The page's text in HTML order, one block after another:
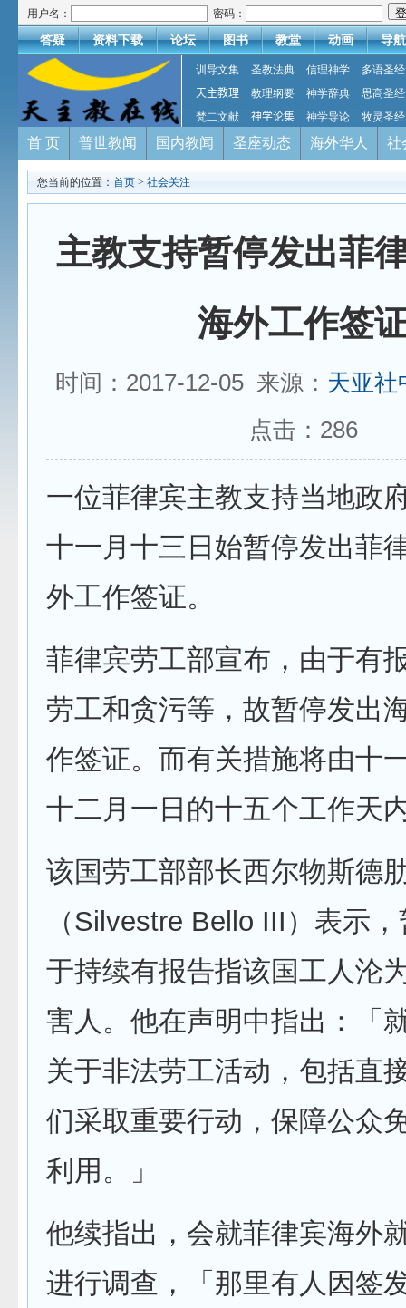
用户名： 密码：
答疑 资料下载 论坛 图书 教堂 动画 导航
训导文集 圣教法典 信理神学
多语圣经
天主教理
教理纲要 神学辞典
思高圣经
梵二文献
神学论集 神学导论 牧灵圣经
首 页 普世教闻 国内教闻 圣座动态 海外华人 社
您当前的位置： 首页 > 社会关注
主教支持暂停发出菲
海外工作签
时间：2017-12-05 来源： 天亚社
点击： 286
一位菲律宾主教支持当地政
十一月十三日始暂停发出菲
外工作签证。
菲律宾劳工部宣布，由于有
劳工和贪污等，故暂停发出
作签证。而有关措施将由十
十二月一日的十五个工作天
该国劳工部部长西尔物斯德
（Silvestre Bello III）表示
于持续有报告指该国工人沦
害人。他在声明中指出：「
关于非法劳工活动，包括直
们采取重要行动，保障公众
利用。」
他续指出，会就菲律宾海外
进行调查，「那里有人因签